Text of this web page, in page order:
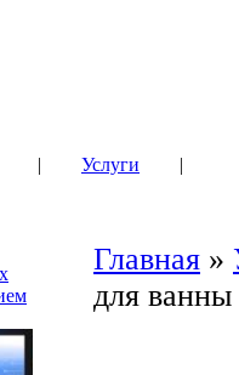
| Услуги |
Главная »
для ванны